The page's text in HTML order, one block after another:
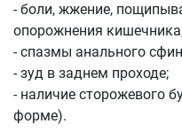
- боли, жжение,
опорожнения
- спазмы анального
- зуд в заднем проходе;
- наличие сторожевого
форме).